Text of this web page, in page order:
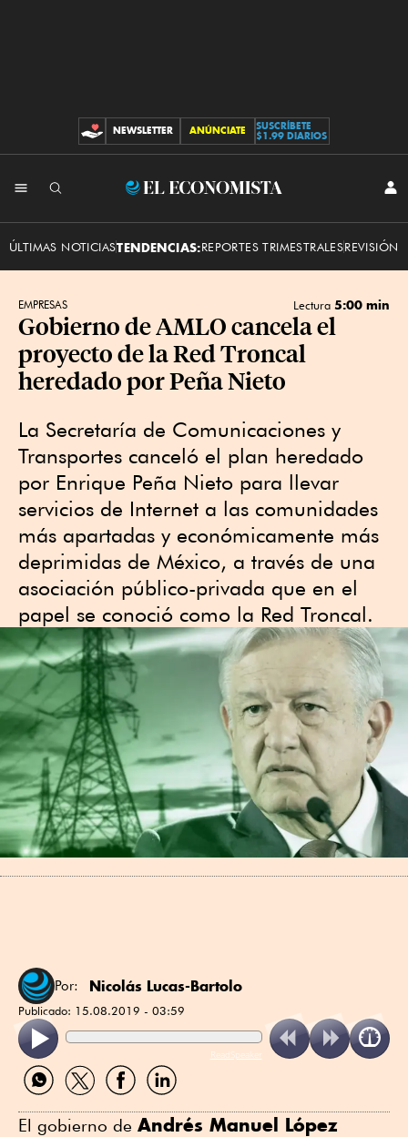
CONTRIBUCIONES
NEWSLETTER ANÚNCIATE
SUSCRÍBETE
$1.99 DIARIOS
El
ÚLTIMAS NOTICIASTENDENCIAS:REPORTES TRIMESTRALESREVISIÓN
EMPRESAS Lectura 5:00 min
Gobierno de AMLO cancela el
proyecto de la Red Troncal
heredado por Peña Nieto
La Secretaría de Comunicaciones y
Transportes canceló el plan heredado
por Enrique Peña Nieto para llevar
servicios de Internet a las comunidades
más apartadas y económicamente más
deprimidas de México, a través de una
asociación público-privada que en el
papel se conoció como la Red Troncal.
Por: Nicolás Lucas-Bartolo
Publicado: 15.08.2019 - 03:59
ReadSpeaker
Compartir
por
Compartir
por
Compartir
por
Compartir
por
El gobierno de Andrés Manuel López